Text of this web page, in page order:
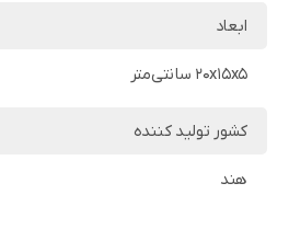
ابعاد
20x15x5 سانتی‌متر
کشور تولید کننده
هند